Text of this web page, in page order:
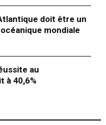
doit être un
mondiale
au
à 40,6%